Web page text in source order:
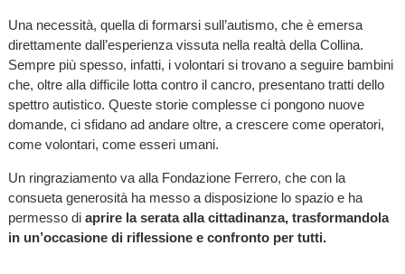
Una necessità, quella di formarsi sull’autismo, che è emersa
direttamente dall’esperienza vissuta nella realtà della Collina.
Sempre più spesso, infatti, i volontari si trovano a seguire bambini
che, oltre alla difficile lotta contro il cancro, presentano tratti dello
spettro autistico. Queste storie complesse ci pongono nuove
domande, ci sfidano ad andare oltre, a crescere come operatori,
come volontari, come esseri umani.
Un ringraziamento va alla Fondazione Ferrero, che con la
consueta generosità ha messo a disposizione lo spazio e ha
permesso di aprire la serata alla cittadinanza, trasformandola
in un’occasione di riflessione e confronto per tutti.